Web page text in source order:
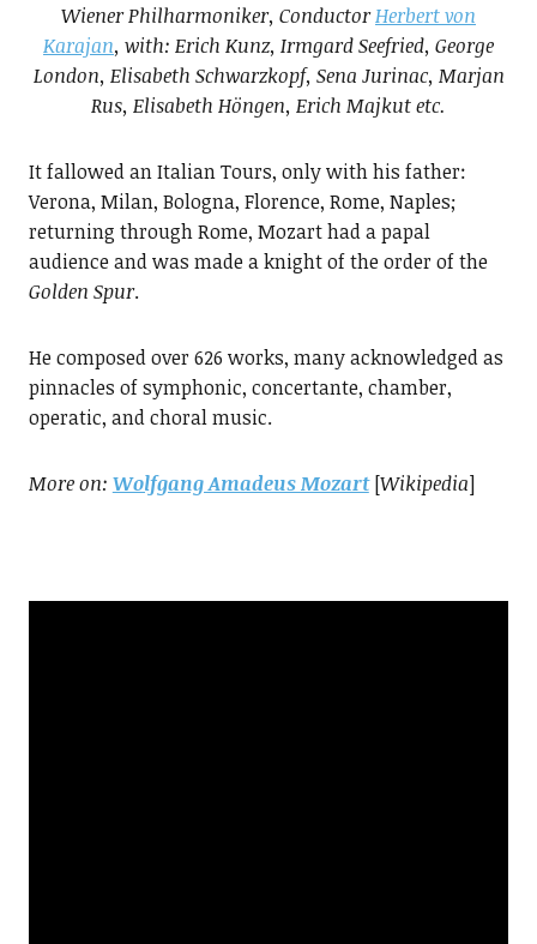
Wiener Philharmoniker, ConductorHerbert von
Karajan, with: Erich Kunz, Irmgard Seefried, George
London, Elisabeth Schwarzkopf, Sena Jurinac, Marjan
Rus, Elisabeth Höngen, Erich Majkut etc.
It fallowed an Italian Tours, only with his father:
Verona, Milan, Bologna, Florence, Rome, Naples;
returning through Rome, Mozart had a papal
audience and was made a knight of the order of the
Golden Spur.
He composed over 626 works, many acknowledged as
pinnacles of symphonic, concertante, chamber,
operatic, and choral music.
More on: Wolfgang Amadeus Mozart[Wikipedia]